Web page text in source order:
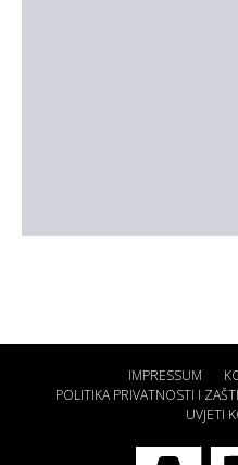
IMPRESSUM
POLITIKA PRIVATNOSTI I
UVJETI